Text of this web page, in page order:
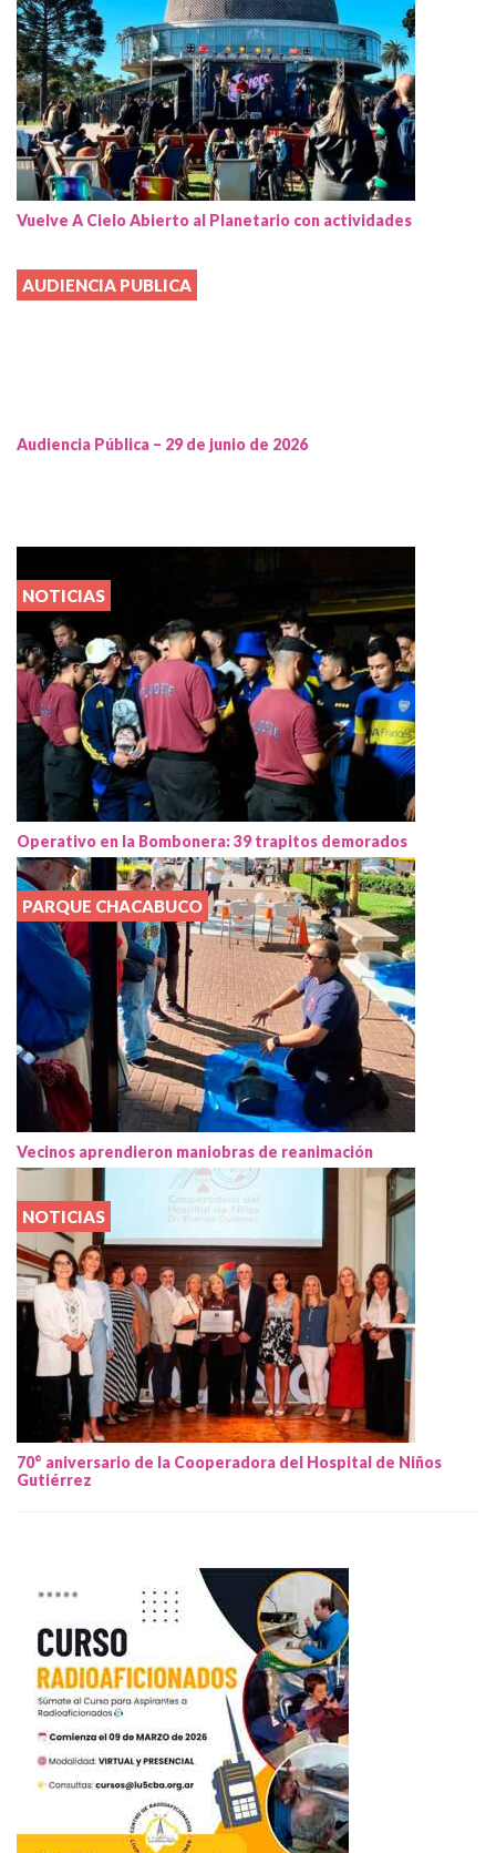
Vuelve A Cielo Abierto al Planetario con actividades
AUDIENCIA PUBLICA
Audiencia Pública – 29 de junio de 2026
NOTICIAS
Operativo en la Bombonera: 39 trapitos demorados
PARQUE CHACABUCO
Vecinos aprendieron maniobras de reanimación
NOTICIAS
70° aniversario de la Cooperadora del Hospital de Niños
Gutiérrez